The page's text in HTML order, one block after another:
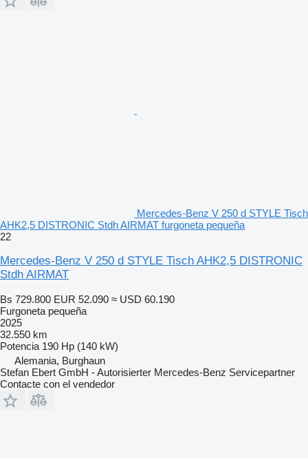
Mercedes-Benz V 250 d STYLE Tisch
AHK2,5 DISTRONIC Stdh AIRMAT furgoneta pequeña
22
Mercedes-Benz V 250 d STYLE Tisch AHK2,5 DISTRONIC
Stdh AIRMAT
Bs 729.800 EUR 52.090 ≈ USD 60.190
Furgoneta pequeña
2025
32.550 km
Potencia 190 Hp (140 kW)
Alemania, Burghaun
Stefan Ebert GmbH - Autorisierter Mercedes-Benz Servicepartner
Contacte con el vendedor